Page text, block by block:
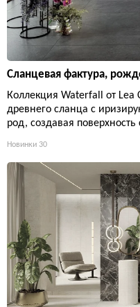
Сланцевая фактура,
Коллекция Waterfall от Lea
древнего сланца с
род, создавая
Новинки 30